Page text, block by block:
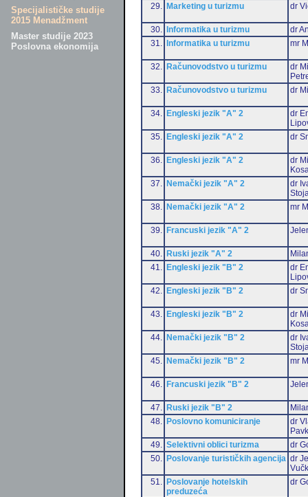
Specijalističke studije
2015 Menadžment
Master studije 2023
Poslovna ekonomija
29.
Marketing u turizmu dr
30. Informatika u turizmu
dr
31.
Informatika u turizmu mr
32. Računovodstvo u turizmu
dr
33.
Računovodstvo u turizmu dr
34. Engleski jezik "A" 2
dr
35.
Engleski jezik "A" 2 dr
36. Engleski jezik "A" 2
dr
37.
Nemački jezik "A" 2
dr
38.
Nemački jezik "A" 2 mr
39. Francuski jezik "A" 2
40. Ruski jezik "A" 2
41.
Engleski jezik "B" 2
dr
42.
Engleski jezik "B" 2 dr
43. Engleski jezik "B" 2
dr
44.
Nemački jezik "B" 2
dr
45.
Nemački jezik "B" 2 mr
46. Francuski jezik "B" 2
47. Ruski jezik "B" 2
48.
Poslovno komuniciranje
dr
49.
Selektivni oblici turizma
dr
50.
Poslovanje turističkih agencija dr
51.
Poslovanje hotelskih
preduzeća
dr